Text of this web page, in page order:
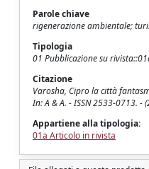
Parole chiave
rigenerazione ambientale;
Tipologia
01 Pubblicazione su
Citazione
Varosha, Cipro la città
In: A & A. - ISSN 2533-0713. -
Appartiene alla tipologia:
01a Articolo in rivista